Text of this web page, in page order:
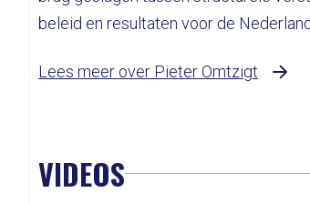
beleid en resultaten voor de
Lees meer over Pieter Omtzigt
VIDEOS